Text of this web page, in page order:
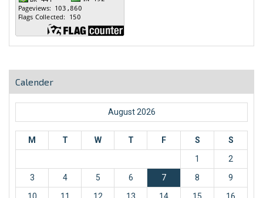
Calender
August 2026
M T W T F S
S
1
2
3
4 5 6 7 8
9